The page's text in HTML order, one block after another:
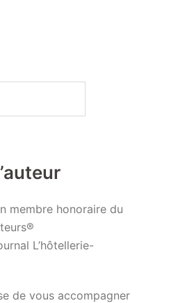
membre honoraire du
L’hôtellerie-
de vous accompagner